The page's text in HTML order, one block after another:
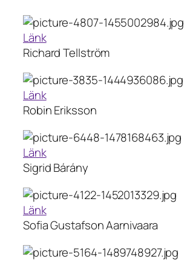
Länk
Richard Tellström
Länk
Robin Eriksson
Länk
Sigrid Bárány
Länk
Sofia Gustafson Aarnivaara